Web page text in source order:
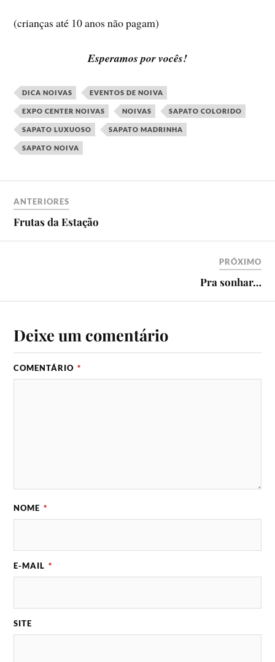
(crianças até 10 anos não pagam)
Esperamos por vocês!
DICA NOIVAS EVENTOS DE NOIVA
EXPO CENTER NOIVAS NOIVAS SAPATO COLORIDO
SAPATO LUXUOSO SAPATO MADRINHA
SAPATO NOIVA
ANTERIORES
Frutas da Estação
PRÓXIMO
Pra sonhar…
Deixe um comentário
COMENTÁRIO *
NOME *
E-MAIL *
SITE